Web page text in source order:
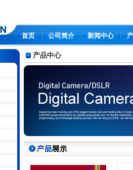
首页 公司简介 新闻中心
产品中心